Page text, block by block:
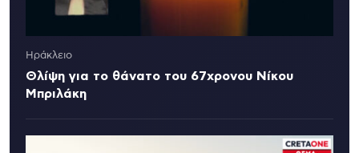
Ηράκλειο
Θλίψη για το θάνατο του 67χρονου Νίκου
Μπριλάκη